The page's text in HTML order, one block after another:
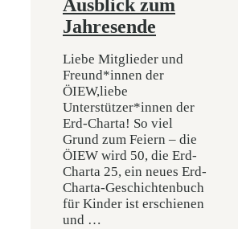
Ausblick zum
Jahresende
Liebe Mitglieder und
Freund*innen der
ÖIEW,liebe
Unterstützer*innen der
Erd-Charta! So viel
Grund zum Feiern – die
ÖIEW wird 50, die Erd-
Charta 25, ein neues Erd-
Charta-Geschichtenbuch
für Kinder ist erschienen
und …